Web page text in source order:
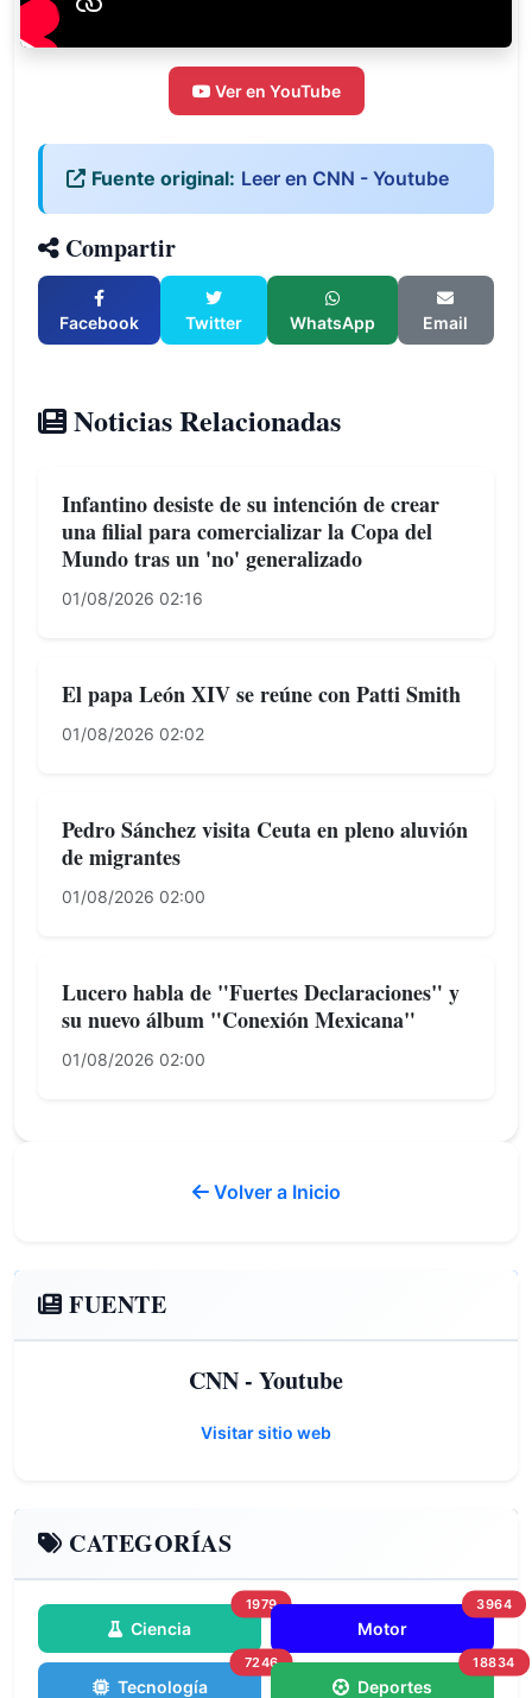
Ver en YouTube
Fuente original: Leer en CNN - Youtube
Compartir
Facebook Twitter WhatsApp Email
Noticias Relacionadas
Infantino desiste de su intención de crear
una filial para comercializar la Copa del
Mundo tras un 'no' generalizado
01/08/2026 02:16
El papa León XIV se reúne con Patti Smith
01/08/2026 02:02
Pedro Sánchez visita Ceuta en pleno aluvión
de migrantes
01/08/2026 02:00
Lucero habla de "Fuertes Declaraciones" y
su nuevo álbum "Conexión Mexicana"
01/08/2026 02:00
Volver a Inicio
FUENTE
CNN - Youtube
Visitar sitio web
CATEGORÍAS
Ciencia
1979
Motor
3964
Tecnología
7246
Deportes
18834